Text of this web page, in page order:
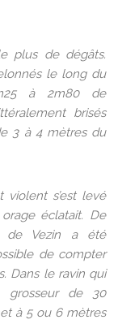
plus de dégâts.
le long du
à 2m80 de
brisés
3 à 4 mètres du
s’est levé
éclatait. De
de Vezin a été
de compter
Dans le ravin qui
grosseur de 30
à 5 ou 6 mètres